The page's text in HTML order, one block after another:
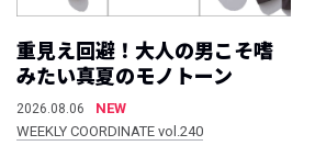
重見え回避！大人の男こそ嗜
みたい真夏のモノトーン
2026.08.06
NEW
WEEKLY COORDINATE vol.240